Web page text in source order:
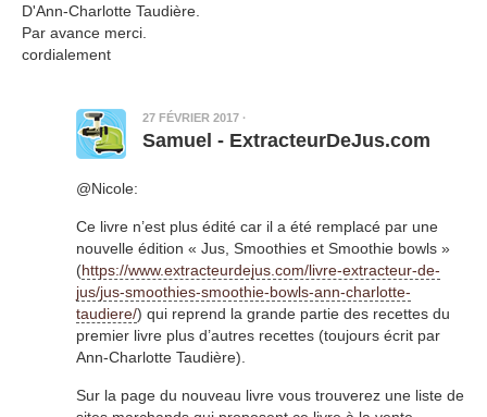
D'Ann-Charlotte Taudière.
Par avance merci.
cordialement
27 FÉVRIER 2017 ·
Samuel - ExtracteurDeJus.com
@Nicole:
Ce livre n’est plus édité car il a été remplacé par une
nouvelle édition « Jus, Smoothies et Smoothie bowls »
(https://www.extracteurdejus.com/livre-extracteur-de-
jus/jus-smoothies-smoothie-bowls-ann-charlotte-
taudiere/) qui reprend la grande partie des recettes du
premier livre plus d’autres recettes (toujours écrit par
Ann-Charlotte Taudière).
Sur la page du nouveau livre vous trouverez une liste de